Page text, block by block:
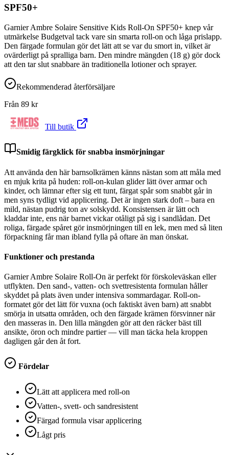
SPF50+
Garnier Ambre Solaire Sensitive Kids Roll-On SPF50+ knep vår
utmärkelse Budgetval tack vare sin smarta roll-on och låga prislapp.
Den färgade formulan gör det lätt att se var du smort in, vilket är
ovärderligt på spralliga barn. Den mindre mängden (18 g) gör dock
att den tar slut snabbare än traditionella lotioner och sprayer.
Rekommenderad återförsäljare
Från 89 kr
Till butik
Smidig färgklick för snabba insmörjningar
Att använda den här barnsolkrämen känns nästan som att måla med
en mjuk krita på huden: roll-on-kulan glider lätt över armar och
kinder, och lämnar efter sig ett tunt, färgat spår som snabbt går in
men syns tydligt vid applicering. Det är ingen stark doft – bara en
mild, nästan pudrig ton av solskydd. Konsistensen är lätt och
kladdar inte, ens när barnet vickar otåligt på sig i sandlådan. Det
roliga, färgade spåret gör insmörjningen till en lek, men med så liten
förpackning får man ibland fylla på oftare än man önskat.
Funktioner och prestanda
Garnier Ambre Solaire Roll-On är perfekt för förskoleväskan eller
utflykten. Den sand-, vatten- och svettresistenta formulan håller
skyddet på plats även under intensiva sommardagar. Roll-on-
formatet gör det lätt för vuxna (och faktiskt även barn) att snabbt
smörja in utsatta områden, och den färgade krämen försvinner när
den masseras in. Den lilla mängden gör att den räcker bäst till
ansikte, öron och mindre partier — vill man täcka hela kroppen
dagligen går den åt fort.
Fördelar
Lätt att applicera med roll-on
Vatten-, svett- och sandresistent
Färgad formula visar applicering
Lågt pris